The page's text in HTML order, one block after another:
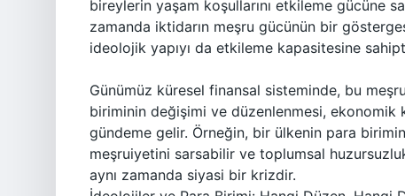
bireylerin yaşam koşullarını etkileme gücüne
zamanda iktidarın meşru gücünün bir
ideolojik yapıyı da etkileme kapasitesine
Günümüz küresel finansal sisteminde, bu
biriminin değişimi ve düzenlenmesi,
gündeme gelir. Örneğin, bir ülkenin para
meşruiyetini sarsabilir ve toplumsal
aynı zamanda siyasi bir krizdir.